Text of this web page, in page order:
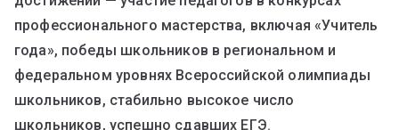
профессионального мастерства, включая «Учитель
года», победы школьников в региональном и
федеральном уровнях Всероссийской олимпиады
школьников, стабильно высокое число
школьников, успешно сдавших ЕГЭ.